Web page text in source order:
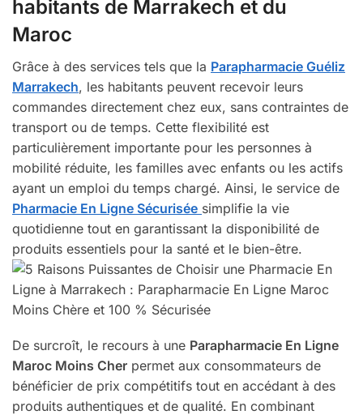
habitants de Marrakech et du
Maroc
Grâce à des services tels que la Parapharmacie Guéliz
Marrakech, les habitants peuvent recevoir leurs
commandes directement chez eux, sans contraintes de
transport ou de temps. Cette flexibilité est
particulièrement importante pour les personnes à
mobilité réduite, les familles avec enfants ou les actifs
ayant un emploi du temps chargé. Ainsi, le service de
Pharmacie En Ligne Sécurisée simplifie la vie
quotidienne tout en garantissant la disponibilité de
produits essentiels pour la santé et le bien-être.
De surcroît, le recours à une Parapharmacie En Ligne
Maroc Moins Cher permet aux consommateurs de
bénéficier de prix compétitifs tout en accédant à des
produits authentiques et de qualité. En combinant